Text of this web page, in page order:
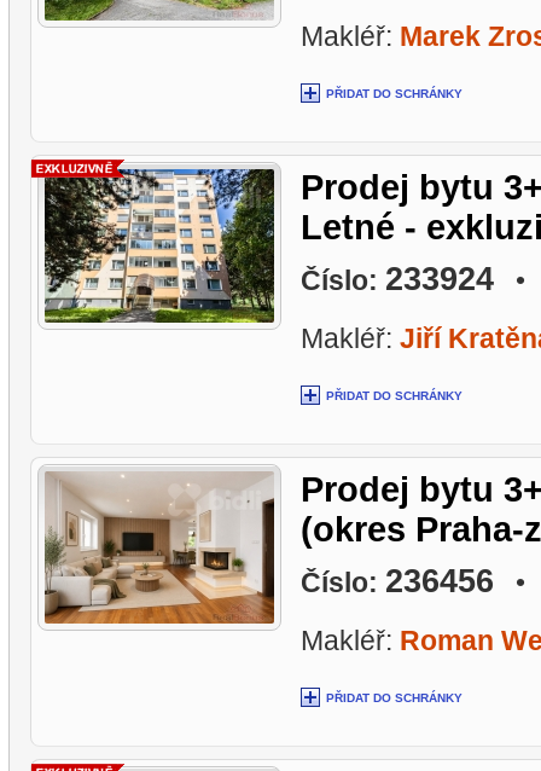
Makléř: Marek
PŘIDAT DO SCHRÁNKY
Prodej bytu
Letné -
Číslo: 233924 •
Makléř: Jiří
PŘIDAT DO SCHRÁNKY
Prodej bytu
(okres Praha-
Číslo: 236456 •
Makléř: Roman
PŘIDAT DO SCHRÁNKY